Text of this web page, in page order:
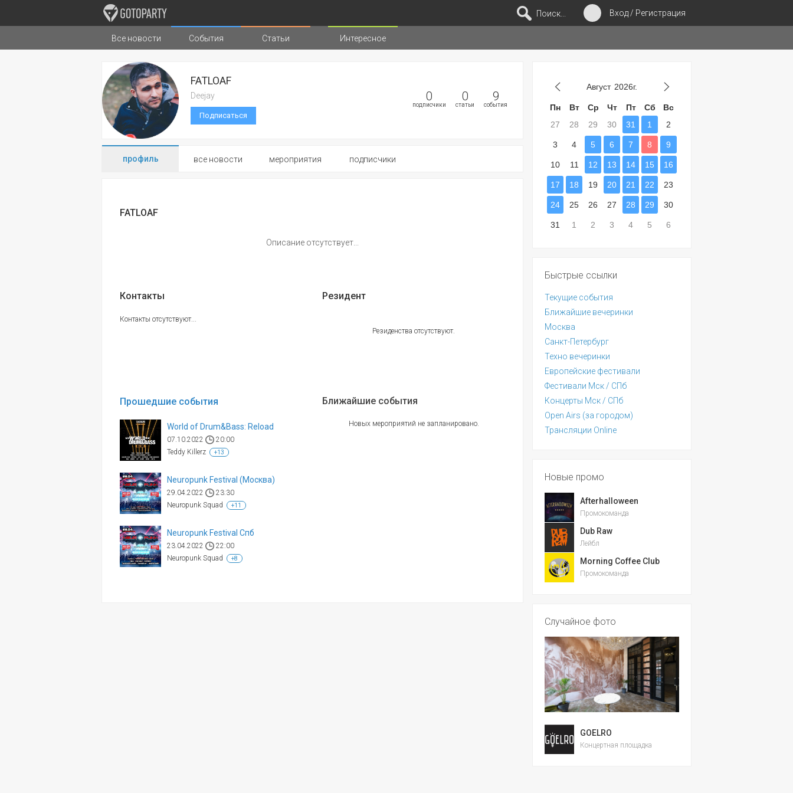
Вход / Регистрация
Поиск...
Города Музыка Типы страниц
Все новости События Статьи Интересное
0
подписчики
0
статьи
9
события
FATLOAF
Deejay
Подписаться
профиль все новости мероприятия подписчики
FATLOAF
Описание отсутствует...
Контакты
Контакты отсутствуют...
Резидент
Резиденства отсутствуют.
Прошедшие события
World of Drum&Bass: Reload
07.10.2022
20:00
Teddy Killerz
+13
Neuropunk Festival (Москва)
29.04.2022
23:30
Neuropunk Squad
+11
Neuropunk Festival Спб
23.04.2022
22:00
Neuropunk Squad
+8
Ближайшие события
Новых мероприятий не запланировано.
Август 2026г.
Пн Вт Ср Чт Пт Сб
Вс
27
28 29 30 31 1 2
3 4 5 6 7 8 9
10 11 12 13 14 15 16
17 18 19 20 21 22 23
24 25 26 27 28 29 30
31 1 2 3 4 5 6
Быстрые ссылки
Текущие события
Ближайшие вечеринки
Москва
Санкт-Петербург
Техно вечеринки
Европейские фестивали
Фестивали Мск / СПб
Концерты Мск / СПб
Open Airs (за городом)
Трансляции Online
Новые промо
Afterhalloween
Промокоманда
Dub Raw
Лейбл
Morning Coffee Club
Промокоманда
Случайное фото
GOELRO
Концертная площадка